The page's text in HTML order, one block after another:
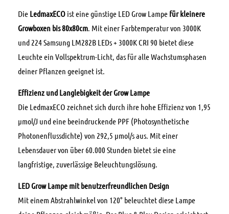
Die LedmaxECO ist eine günstige LED Grow Lampe für kleinere
Growboxen bis 80x80cm . Mit einer Farbtemperatur von 3000K
und 224 Samsung LM282B LEDs + 3000K CRI 90 bietet diese
Leuchte ein Vollspektrum-Licht, das für alle Wachstumsphasen
deiner Pflanzen geeignet ist.
Effizienz und Langlebigkeit der Grow Lampe
Die LedmaxECO zeichnet sich durch ihre hohe Effizienz von 1,95
µmol/J und eine beeindruckende PPF (Photosynthetische
Photonenflussdichte) von 292,5 µmol/s aus. Mit einer
Lebensdauer von über 60.000 Stunden bietet sie eine
langfristige, zuverlässige Beleuchtungslösung.
LED Grow Lampe mit benutzerfreundlichen Design
Mit einem Abstrahlwinkel von 120° beleuchtet diese Lampe